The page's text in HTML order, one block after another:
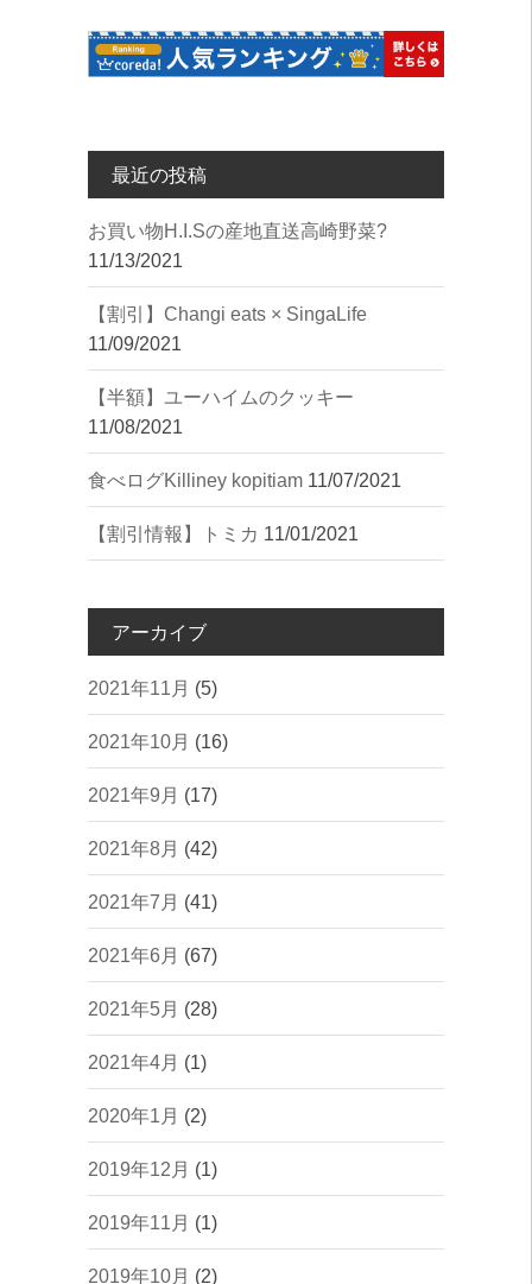
最近の投稿
︎お買い物︎H.I.Sの産地直送高崎野菜?
11/13/2021
【割引】Changi eats × SingaLife
11/09/2021
【半額】ユーハイムのクッキー
11/08/2021
︎食べログ︎Killiney kopitiam 11/07/2021
【割引情報】トミカ 11/01/2021
アーカイブ
2021年11月 (5)
2021年10月 (16)
2021年9月 (17)
2021年8月 (42)
2021年7月 (41)
2021年6月 (67)
2021年5月 (28)
2021年4月 (1)
2020年1月 (2)
2019年12月 (1)
2019年11月 (1)
2019年10月 (2)